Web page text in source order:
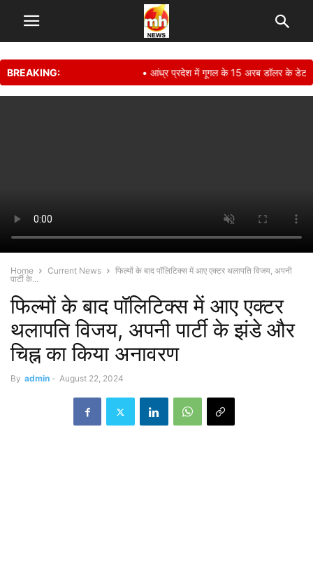
BREAKING: • आंध्र प्रदेश में गूगल के 15 अरब डॉलर के डेटा
Home Current News
फिल्मों के बाद पॉलिटिक्स में आए एक्टर थलापति विजय, अपनी
पार्टी के...
फिल्मों के बाद पॉलिटिक्स में आए एक्टर
थलापति विजय, अपनी पार्टी के झंडे और
चिह्न का किया अनावरण
By admin - August 22, 2024